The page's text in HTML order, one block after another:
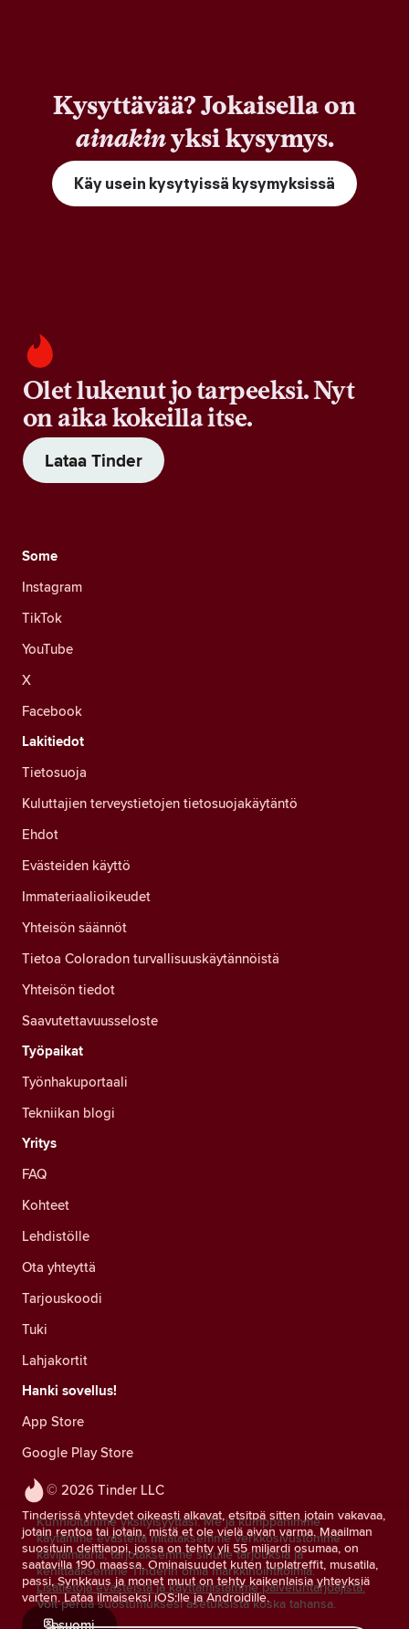
Kysyttävää? Jokaisella on
ainakinyksi kysymys.
Käy usein kysytyissä kysymyksissä
Olet lukenut jo tarpeeksi. Nyt
on aika kokeilla itse.
Lataa Tinder
© 2026 Tinder LLC
Tinderissä yhteydet oikeasti alkavat, etsitpä sitten jotain vakavaa,
jotain rentoa tai jotain, mistä et ole vielä aivan varma. Maailman
suosituin deittiappi, jossa on tehty yli 55 miljardi osumaa, on
saatavilla 190 maassa. Ominaisuudet kuten tuplatreffit, musatila,
passi, Synkkaus ja monet muut on tehty kaikenlaisia yhteyksiä
varten. Lataa ilmaiseksi iOS:lle ja Androidille.
suomi
Some
Instagram
TikTok
YouTube
X
Facebook
Lakitiedot
Tietosuoja
Kuluttajien terveystietojen tietosuojakäytäntö
Ehdot
Evästeiden käyttö
Immateriaalioikeudet
Yhteisön säännöt
Tietoa Coloradon turvallisuuskäytännöistä
Yhteisön tiedot
Saavutettavuusseloste
Työpaikat
Työnhakuportaali
Tekniikan blogi
Yritys
FAQ
Kohteet
Lehdistölle
Ota yhteyttä
Tarjouskoodi
Tuki
Lahjakortit
Hanki sovellus!
App Store
Google Play Store
Kunnioitamme yksityisyyttäsi. Me ja kumppanimme
käytämme evästeitä mitataksemme verkkosivustomme
kävijämääriä, tarjotaksemme sinulle tarjouksia ja
kehittääksemme Tinderin omia markkinointitoimia.
Lisätietoja evästeistä ja käyttämistämme palveluntarjoajista.
Voit perua suostumuksesi asetuksista koska tahansa.